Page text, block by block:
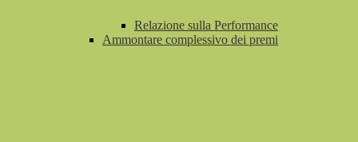
Relazione sulla Performance
Ammontare complessivo dei premi